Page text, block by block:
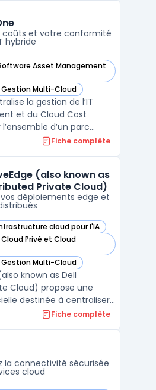
le cloud rencontrent des
gar ...
coûts et votre conformité
hybride
Asset Management
dans cette catégorie
Multi-Cloud
dans cette catégorie
la gestion de l’IT
et du Cloud Cost
d’un parc
gérant des
de pilotage, de coût
...
Fiche complète
(also known as
Private Cloud)
déploiements edge et
cloud pour l'IA
(also known as Dell Distributed
Privé et Cloud
(also known as Dell Distributed
Multi-Cloud
(also known as Dell Distributed
known as Dell
Cloud) propose une
destinée à centraliser
et des
les entreprises utilisant
Fiche complète
la connectivité sécurisée
cloud